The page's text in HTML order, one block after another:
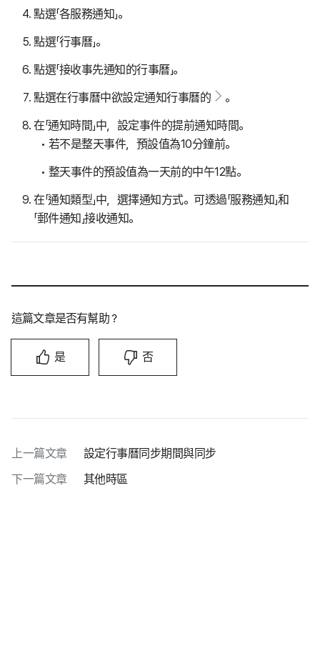
點選「各服務通知」。
點選「行事曆」。
點選「接收事先通知的行事曆」。
點選在行事曆中欲設定通知行事曆的 。
在「通知時間」中，設定事件的提前通知時間。
若不是整天事件，預設值為10分鐘前。
整天事件的預設值為一天前的中午12點。
在「通知類型」中，選擇通知方式。可透過「服務通知」和
「郵件通知」接收通知。
這篇文章是否有幫助？
是 否
上一篇文章
設定行事曆同步期間與同步
下一篇文章
其他時區